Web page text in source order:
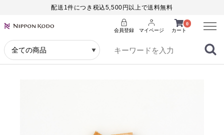
配送1件につき税込5,500円以上で送料無料
0
カート
会員登録 マイページ
Menu